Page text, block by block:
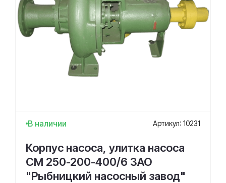
В наличии Артикул: 10231
Корпус насоса, улитка насоса
СМ 250-200-400/6 ЗАО
"Рыбницкий насосный завод"